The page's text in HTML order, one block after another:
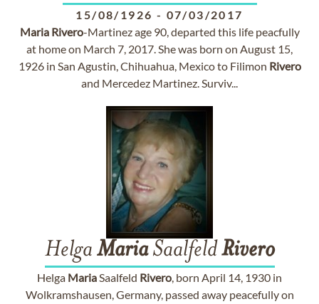
15/08/1926 - 07/03/2017
Maria Rivero-Martinez age 90, departed this life peacfully
at home on March 7, 2017. She was born on August 15,
1926 in San Agustin, Chihuahua, Mexico to Filimon Rivero
and Mercedez Martinez. Surviv...
Helga MariaSaalfeldRivero
Helga MariaSaalfeld Rivero, born April 14, 1930 in
Wolkramshausen, Germany, passed away peacefully on